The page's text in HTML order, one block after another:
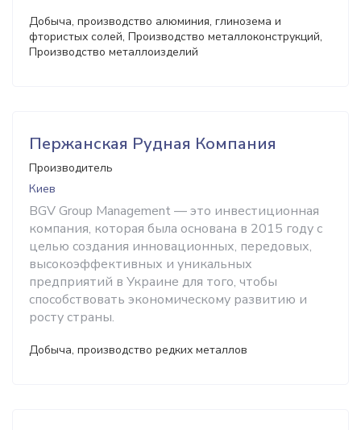
Добыча, производство алюминия, глинозема и
фтористых солей, Производство металлоконструкций,
Производство металлоизделий
Пержанская Рудная Компания
Производитель
Киев
BGV Group Management — это инвестиционная
компания, которая была основана в 2015 году с
целью создания инновационных, передовых,
высокоэффективных и уникальных
предприятий в Украине для того, чтобы
способствовать экономическому развитию и
росту страны.
Добыча, производство редких металлов